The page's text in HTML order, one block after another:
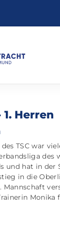
Herren
TSC war
des
und hat in der
in die
Mannschaft
Monika